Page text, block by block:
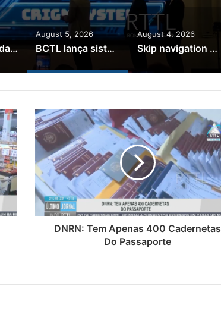
Brasil quer ajudar Timor-Leste a melhorar as variedades de café arábica e robusta
August 5, 2026
BCTL lança sistema de garantias mobiliárias para facilitar o acesso ao crédito
August 4, 2026
Skip navigation Search Create 9+ Avatar image Timor-Leste e Portugal reforçam cooperação económica
DNRN: Tem Apenas 400 Cadernetas
Do Passaporte